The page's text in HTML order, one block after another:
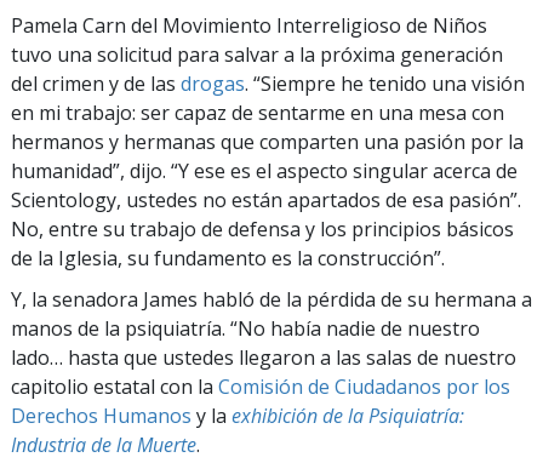
Pamela Carn del Movimiento Interreligioso de Niños
tuvo una solicitud para salvar a la próxima generación
del crimen y de las drogas. “Siempre he tenido una visión
en mi trabajo: ser capaz de sentarme en una mesa con
hermanos y hermanas que comparten una pasión por la
humanidad”, dijo. “Y ese es el aspecto singular acerca de
Scientology, ustedes no están apartados de esa pasión”.
No, entre su trabajo de defensa y los principios básicos
de la Iglesia, su fundamento es la construcción”.
Y, la senadora James habló de la pérdida de su hermana a
manos de la psiquiatría. “No había nadie de nuestro
lado… hasta que ustedes llegaron a las salas de nuestro
capitolio estatal con la Comisión de Ciudadanos por los
Derechos Humanos y la exhibición de la Psiquiatría:
Industria de la Muerte.